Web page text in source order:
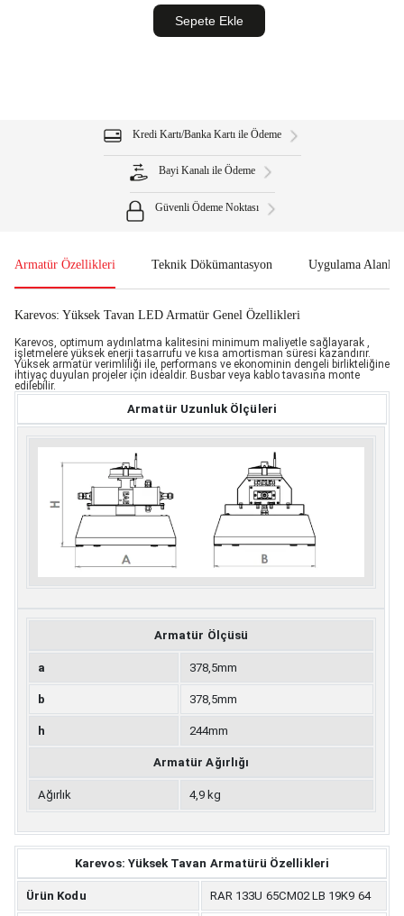
Sepete Ekle
Kredi Kartı/Banka Kartı ile Ödeme
Bayi Kanalı ile Ödeme
Güvenli Ödeme Noktası
Armatür Özellikleri Teknik Dökümantasyon Uygulama Alanları
Karevos: Yüksek Tavan LED Armatür Genel Özellikleri
Karevos, optimum aydınlatma kalitesini minimum maliyetle sağlayarak ,
işletmelere yüksek enerji tasarrufu ve kısa amortisman süresi kazandırır.
Yüksek armatür verimliliği ile, performans ve ekonominin dengeli birlikteliğine
ihtiyaç duyulan projeler için idealdir. Busbar veya kablo tavasına monte
edilebilir.
Armatür Uzunluk Ölçüleri
Armatür Ölçüsü
a 378,5mm
b 378,5mm
h 244mm
Armatür Ağırlığı
Ağırlık 4,9 kg
Karevos: Yüksek Tavan Armatürü Özellikleri
Ürün Kodu RAR 133U 65CM02 LB 19K9 64